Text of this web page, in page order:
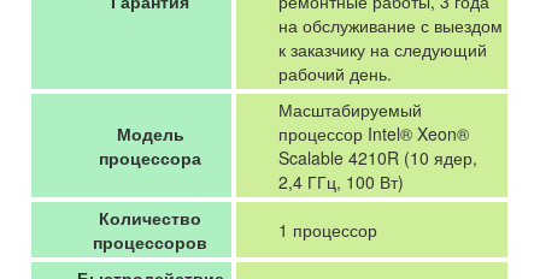
на обслуживание с выездом
к заказчику на следующий
рабочий день.
Модель
процессора
Масштабируемый
процессор Intel® Xeon®
Scalable 4210R (10 ядер,
2,4 ГГц, 100 Вт)
Количество
процессоров
1 процессор